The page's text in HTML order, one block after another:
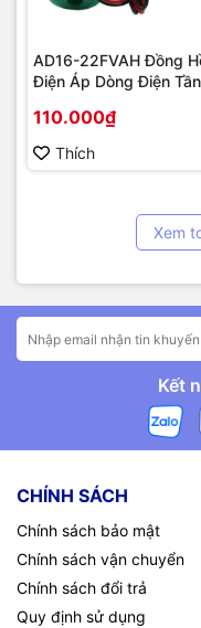
AD16-22FVAH Đồng
Điện Áp Dòng Điện
110.000₫
Thích
Xem
Kết
CHÍNH SÁCH
Chính sách bảo mật
Chính sách vận chuyển
Chính sách đổi trả
Quy định sử dụng